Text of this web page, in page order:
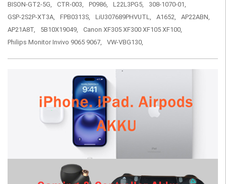
BISON-GT2-5G,
CTR-003, P0986, L22L3PG5,
308-1070-01,
GSP-2S2P-XT3A,
FPB0313S, LiU307689PHVUTL, A1652,
AP22ABN,
AP21A8T,
5B10X19049,
Canon XF305 XF300 XF105 XF100,
Philips Monitor Invivo 9065 9067,
VW-VBG130,